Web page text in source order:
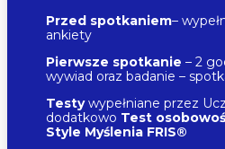
Przed spotkaniem–
ankiety
Pierwsze spotkanie – 2
wywiad oraz badanie –
Testywypełniane przez
dodatkowo Test
Style Myślenia FRIS®